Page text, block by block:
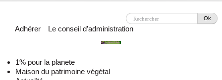
Ok
Adhérer Le conseil d’administration
1% pour la planete
Maison du patrimoine végétal